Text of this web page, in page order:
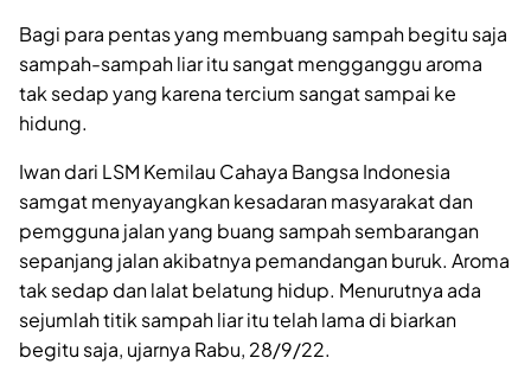
Bagi para pentas yang membuang sampah begitu saja
sampah-sampah liar itu sangat mengganggu aroma
tak sedap yang karena tercium sangat sampai ke
hidung.
Iwan dari LSM Kemilau Cahaya Bangsa Indonesia
samgat menyayangkan kesadaran masyarakat dan
pemgguna jalan yang buang sampah sembarangan
sepanjang jalan akibatnya pemandangan buruk. Aroma
tak sedap dan lalat belatung hidup. Menurutnya ada
sejumlah titik sampah liar itu telah lama di biarkan
begitu saja, ujarnya Rabu, 28/9/22.